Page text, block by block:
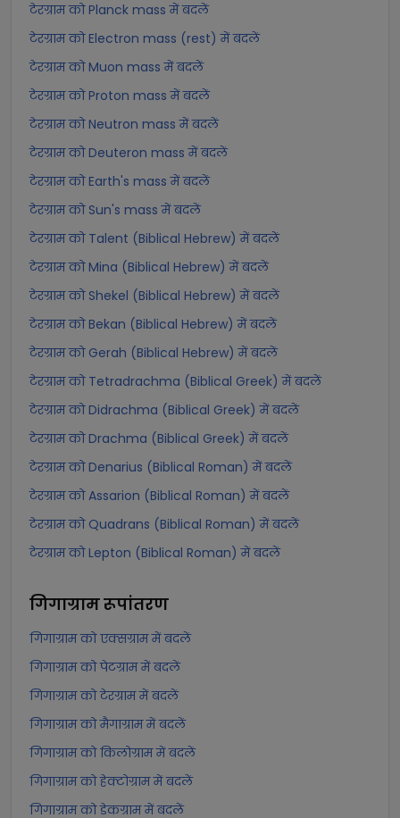
टेरग्राम को Planck mass में बदलें
टेरग्राम को Electron mass (rest) में बदलें
टेरग्राम को Muon mass में बदलें
टेरग्राम को Proton mass में बदलें
टेरग्राम को Neutron mass में बदलें
टेरग्राम को Deuteron mass में बदलें
टेरग्राम को Earth's mass में बदलें
टेरग्राम को Sun's mass में बदलें
टेरग्राम को Talent (Biblical Hebrew) में बदलें
टेरग्राम को Mina (Biblical Hebrew) में बदलें
टेरग्राम को Shekel (Biblical Hebrew) में बदलें
टेरग्राम को Bekan (Biblical Hebrew) में बदलें
टेरग्राम को Gerah (Biblical Hebrew) में बदलें
टेरग्राम को Tetradrachma (Biblical Greek) में बदलें
टेरग्राम को Didrachma (Biblical Greek) में बदलें
टेरग्राम को Drachma (Biblical Greek) में बदलें
टेरग्राम को Denarius (Biblical Roman) में बदलें
टेरग्राम को Assarion (Biblical Roman) में बदलें
टेरग्राम को Quadrans (Biblical Roman) में बदलें
टेरग्राम को Lepton (Biblical Roman) में बदलें
गिगाग्रामरूपांतरण
गिगाग्राम को एक्सग्राम में बदलें
गिगाग्राम को पेटग्राम में बदलें
गिगाग्राम को टेरग्राम में बदलें
गिगाग्राम को मैगाग्राम में बदलें
गिगाग्राम को किलोग्राम में बदलें
गिगाग्राम को हेक्टोग्राम में बदलें
गिगाग्राम को डेकग्राम में बदलें